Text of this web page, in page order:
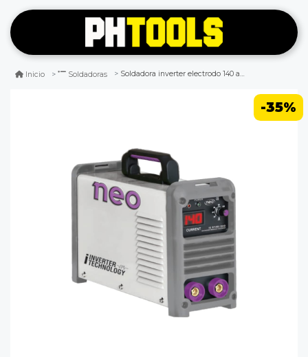
Inicio Soldadoras Soldadora inverter electrodo 140 amp ie 9140/220m neo
-35%